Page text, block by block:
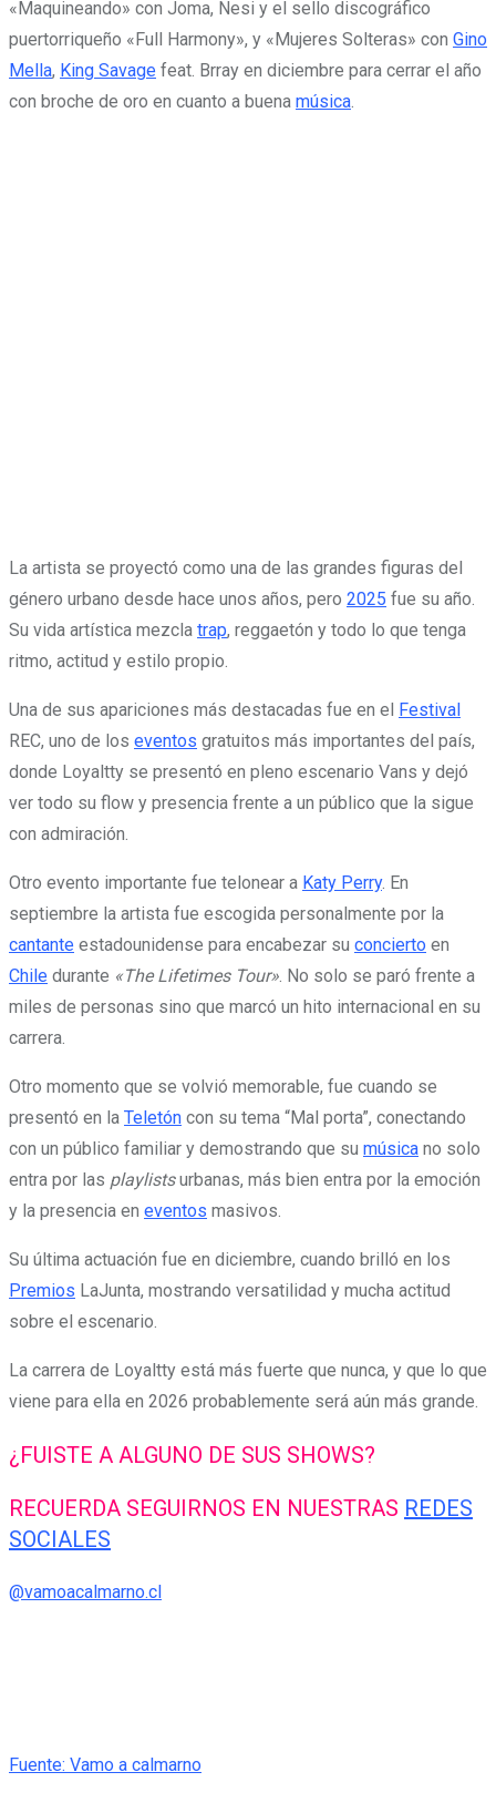
«Maquineando» con Joma, Nesi y el sello discográfico
puertorriqueño «Full Harmony», y «Mujeres Solteras» con Gino
Mella, King Savage feat. Brray en diciembre para cerrar el año
con broche de oro en cuanto a buena música
La artista se proyectó como una de las grandes figuras del
género urbano desde hace unos años, pero 2025 fue su año.
Su vida artística mezcla trap, reggaetón y todo lo que tenga
ritmo, actitud y estilo propio.
Una de sus apariciones más destacadas fue en el Festival
REC, uno de los eventos gratuitos más importantes del país,
donde Loyaltty se presentó en pleno escenario Vans y dejó
ver todo su flow y presencia frente a un público que la sigue
con admiración.
Otro evento importante fue telonear a Katy Perry. En
septiembre la artista fue escogida personalmente por la
cantante estadounidense para encabezar su concierto en
Chile durante «The Lifetimes Tour» . No solo se paró frente a
miles de personas sino que marcó un hito internacional en su
carrera.
Otro momento que se volvió memorable, fue cuando se
presentó en la Teletón con su tema “Mal porta”, conectando
con un público familiar y demostrando que su música no solo
entra por las playlistsurbanas, más bien entra por la emoción
y la presencia en eventos masivos.
Su última actuación fue en diciembre, cuando brilló en los
Premios LaJunta, mostrando versatilidad y mucha actitud
sobre el escenario.
La carrera de Loyaltty está más fuerte que nunca, y que lo que
viene para ella en 2026 probablemente será aún más grande.
¿FUISTE A ALGUNO DE SUS SHOWS?
RECUERDA SEGUIRNOS EN NUESTRAS REDES
SOCIALES
@vamoacalmarno.cl
Fuente: Vamo a calmarno